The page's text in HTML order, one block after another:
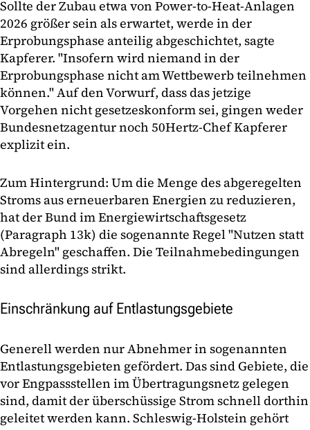
Sollte der Zubau etwa von Power-to-Heat-Anlagen
2026 größer sein als erwartet, werde in der
Erprobungsphase anteilig abgeschichtet, sagte
Kapferer. "Insofern wird niemand in der
Erprobungsphase nicht am Wettbewerb teilnehmen
können." Auf den Vorwurf, dass das jetzige
Vorgehen nicht gesetzeskonform sei, gingen weder
Bundesnetzagentur noch 50Hertz-Chef Kapferer
explizit ein.
Zum Hintergrund: Um die Menge des abgeregelten
Stroms aus erneuerbaren Energien zu reduzieren,
hat der Bund im Energiewirtschaftsgesetz
(Paragraph 13k) die sogenannte Regel "Nutzen statt
Abregeln" geschaffen. Die Teilnahmebedingungen
sind allerdings strikt.
Einschränkung auf Entlastungsgebiete
Generell werden nur Abnehmer in sogenannten
Entlastungsgebieten gefördert. Das sind Gebiete, die
vor Engpassstellen im Übertragungsnetz gelegen
sind, damit der überschüssige Strom schnell dorthin
geleitet werden kann. Schleswig-Holstein gehört